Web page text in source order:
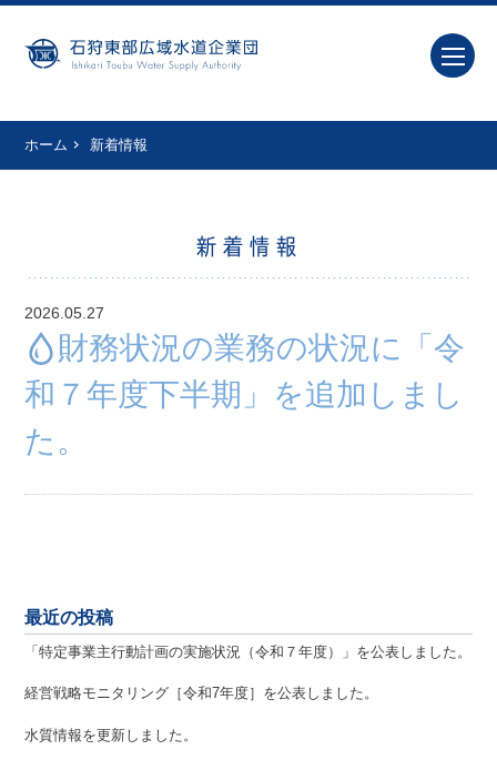
ホーム 新着情報
新着情報
2026.05.27
財務状況の業務の状況に「令
和７年度下半期」を追加しまし
た。
最近の投稿
「特定事業主行動計画の実施状況（令和７年度）」を公表しました。
経営戦略モニタリング［令和7年度］を公表しました。
水質情報を更新しました。